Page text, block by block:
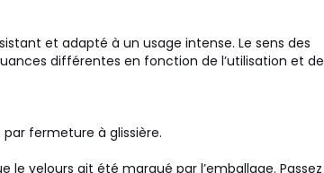
et adapté à un usage intense. Le sens des
différentes en fonction de l’utilisation et de
par fermeture à glissière.
le velours ait été marqué par l’emballage. Passez